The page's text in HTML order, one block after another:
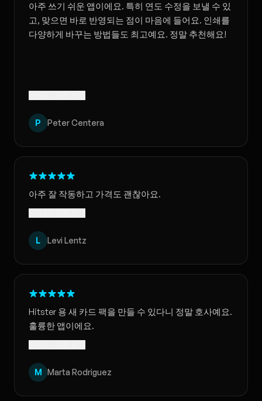
아주 쓰기 쉬운 앱이에요. 특히 연도 수정을 보낼 수 있
고, 맞으면 바로 반영되는 점이 마음에 들어요. 인쇄를
다양하게 바꾸는 방법들도 최고예요. 정말 추천해요!
P Peter Centera
아주 잘 작동하고 가격도 괜찮아요.
L Levi Lentz
Hitster 용 새 카드 팩을 만들 수 있다니 정말 호사예요.
훌륭한 앱이에요.
M Marta Rodriguez